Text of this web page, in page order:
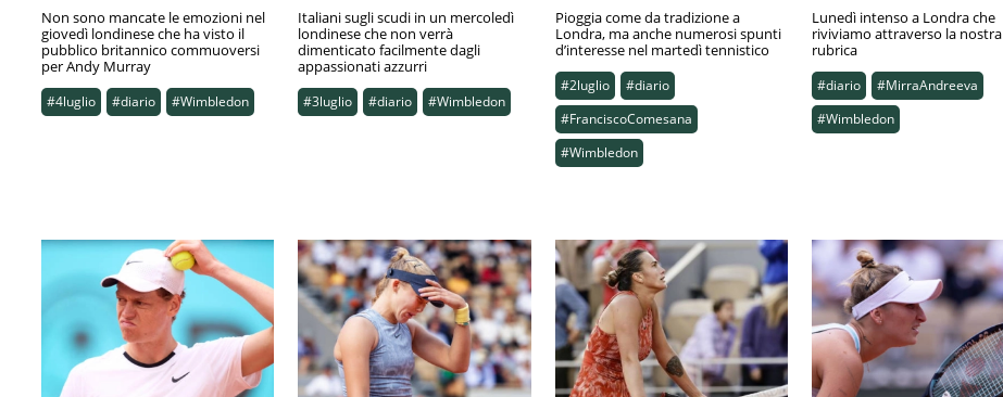
Non sono mancate le emozioni nel
giovedì londinese che ha visto il
pubblico britannico commuoversi
per Andy Murray
#4luglio #diario #Wimbledon
Italiani sugli scudi in un mercoledì
londinese che non verrà
dimenticato facilmente dagli
appassionati azzurri
#3luglio #diario #Wimbledon
Pioggia come da tradizione a
Londra, ma anche numerosi spunti
d’interesse nel martedì tennistico
#2luglio
#diario
#FranciscoComesana
#Wimbledon
Lunedì intenso a Londra che
riviviamo attraverso la nostra
rubrica
#diario
#MirraAndreeva
#Wimbledon